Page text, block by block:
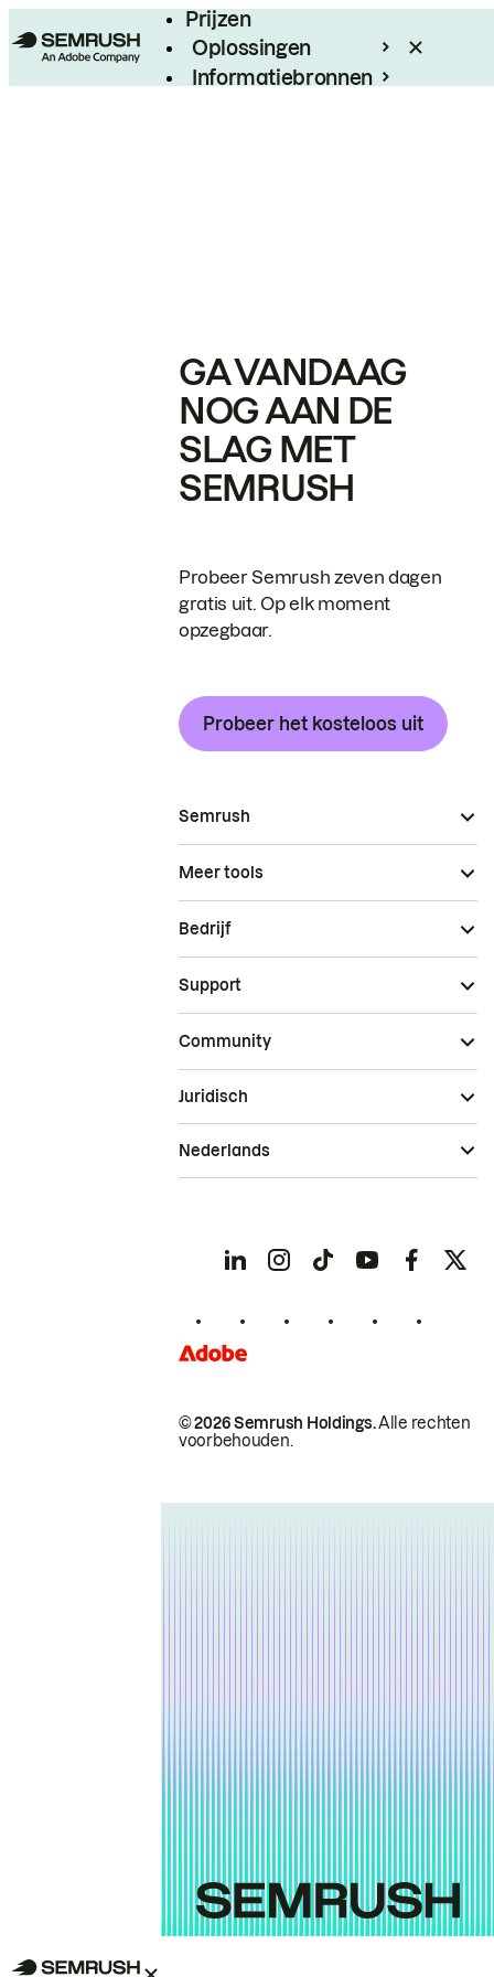
Prijzen
Oplossingen
Informatiebronnen
GA VANDAAG
NOG AAN DE
SLAG MET
SEMRUSH
Probeer Semrush zeven dagen
gratis uit. Op elk moment
opzegbaar.
Probeer het kosteloos uit
Semrush
Meer tools
Bedrijf
Support
Community
© 2026 Semrush Holdings.Alle rechten
voorbehouden.
Juridisch
Nederlands